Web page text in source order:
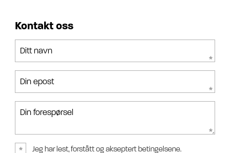
Kontakt oss
Ditt navn
Din epost
Din forespørsel
Jeg har lest, forstått og akseptert betingelsene.